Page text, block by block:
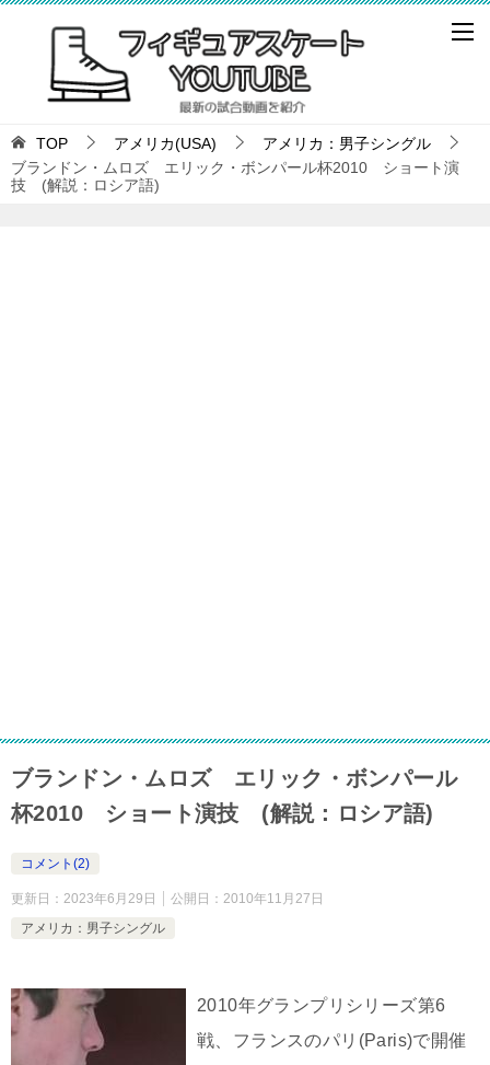
TOP アメリカ(USA)
アメリカ：男子シングル
ブランドン・ムロズ エリック・ボンパール杯2010 ショート演
技 (解説：ロシア語)
ブランドン・ムロズ エリック・ボンパール
杯2010 ショート演技 (解説：ロシア語)
コメント(2)
更新日： 2023年6月29日 公開日： 2010年11月27日
アメリカ：男子シングル
2010年グランプリシリーズ第6
戦、フランスのパリ(Paris)で開催